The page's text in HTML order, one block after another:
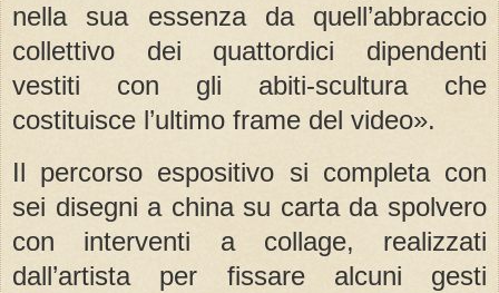
nella sua essenza da quell’abbraccio
collettivo dei quattordici dipendenti
vestiti con gli abiti-scultura che
costituisce l’ultimo frame del video».
Il percorso espositivo si completa con
sei disegni a china su carta da spolvero
con interventi a collage, realizzati
dall’artista per fissare alcuni gesti